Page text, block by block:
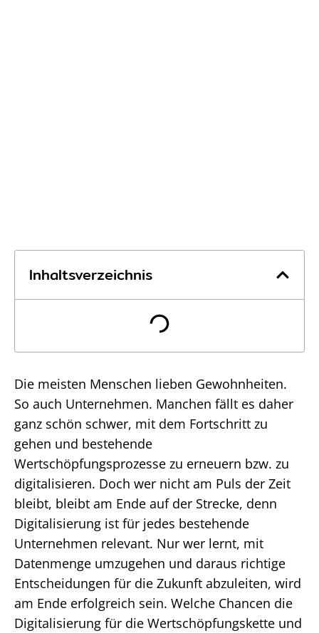
Inhaltsverzeichnis
Die meisten Menschen lieben Gewohnheiten.
So auch Unternehmen. Manchen fällt es daher
ganz schön schwer, mit dem Fortschritt zu
gehen und bestehende
Wertschöpfungsprozesse zu erneuern bzw. zu
digitalisieren. Doch wer nicht am Puls der Zeit
bleibt, bleibt am Ende auf der Strecke, denn
Digitalisierung ist für jedes bestehende
Unternehmen relevant. Nur wer lernt, mit
Datenmenge umzugehen und daraus richtige
Entscheidungen für die Zukunft abzuleiten, wird
am Ende erfolgreich sein. Welche Chancen die
Digitalisierung für die Wertschöpfungskette und